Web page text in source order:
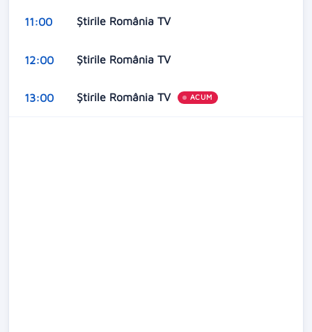
11:00 Ştirile România TV
12:00 Ştirile România TV
13:00 Ştirile România TV ACUM